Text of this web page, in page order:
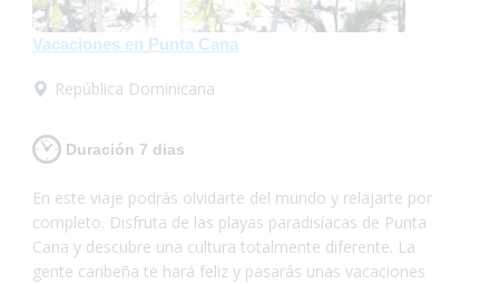
Vacaciones en Punta Cana
República Dominicana
Duración 7 dias
En este viaje podrás olvidarte del mundo y relajarte por
completo. Disfruta de las playas paradisíacas de Punta
Cana y descubre una cultura totalmente diferente. La
gente caribeña te hará feliz y pasarás unas vacaciones